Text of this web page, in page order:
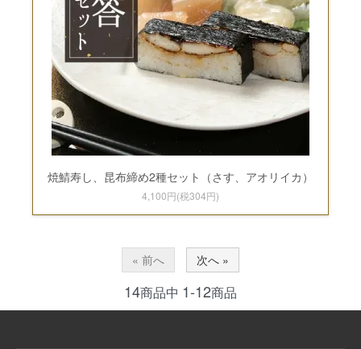
焼鯖寿し、昆布締め2種セット（さす、アオリイカ）
4,100円(税304円)
« 前へ 次へ »
14商品中 1-12商品